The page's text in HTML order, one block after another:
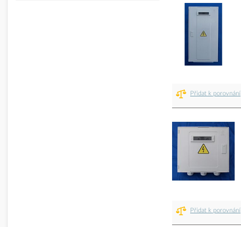
Přidat k porovnání
Přidat k porovnání